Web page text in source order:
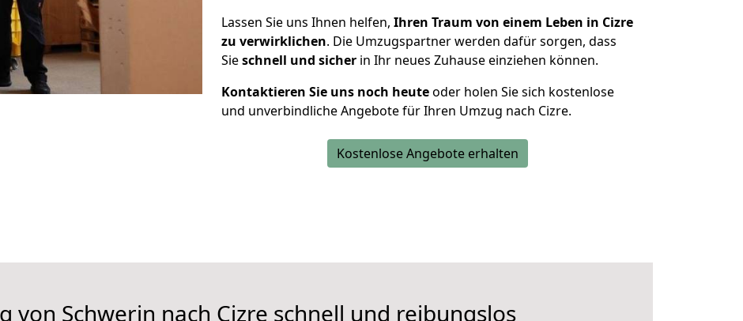
Lassen Sie uns Ihnen helfen, Ihren Traum von einem Leben in Cizre
zu verwirklichen. Die Umzugspartner werden dafür sorgen, dass
Sieschnell und sicher in Ihr neues Zuhause einziehen können.
Kontaktieren Sie uns noch heuteoder holen Sie sich kostenlose
und unverbindliche Angebote für Ihren Umzug nach Cizre.
Kostenlose Angebote erhalten
von Schwerin nach Cizre schnell und reibungslos